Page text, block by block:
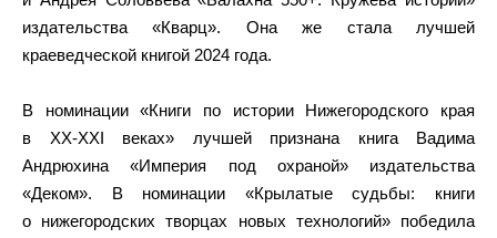
издательства «Кварц». Она же стала лучшей
краеведческой книгой 2024 года.
В номинации «Книги по истории Нижегородского края
в XX-XXI веках» лучшей признана книга Вадима
Андрюхина «Империя под охраной» издательства
«Деком». В номинации «Крылатые судьбы: книги
о нижегородских творцах новых технологий» победила